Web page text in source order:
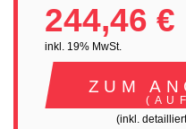
244,46 €
inkl. 19% MwSt.
ZUM
(inkl.